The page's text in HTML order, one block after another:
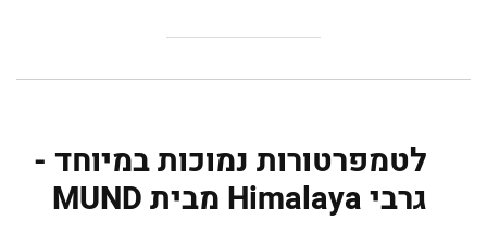
לטמפרטורות נמוכות במיוחד -
גרבי Himalaya מבית MUND